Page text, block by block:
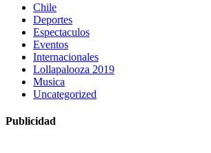
Chile
Deportes
Espectaculos
Eventos
Internacionales
Lollapalooza 2019
Musica
Uncategorized
Publicidad